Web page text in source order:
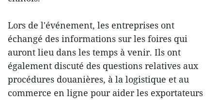
Lors de l'événement, les entreprises ont
échangé des informations sur les foires qui
auront lieu dans les temps à venir. Ils ont
également discuté des questions relatives aux
procédures douanières, à la logistique et au
commerce en ligne pour aider les exportateurs